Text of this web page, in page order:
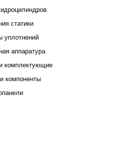
статики
уплотнений
аппаратура
комплектующие
компоненты